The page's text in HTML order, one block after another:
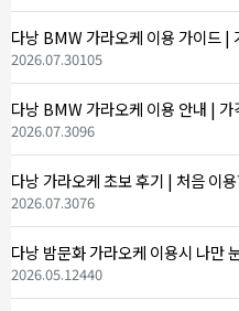
다낭 BMW 가라오케 이용 가이드 |
2026.07.30105
다낭 BMW 가라오케 이용 안내 |
2026.07.3096
다낭 가라오케 초보 후기 | 처음 이
2026.07.3076
다낭 밤문화 가라오케 이용시 나만
2026.05.12440